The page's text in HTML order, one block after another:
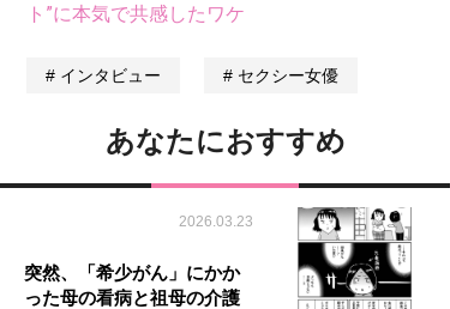
ト”に本気で共感したワケ
インタビュー セクシー女優
あなたにおすすめ
2026.03.23
突然、「希少がん」にかか
った母の看病と祖母の介護